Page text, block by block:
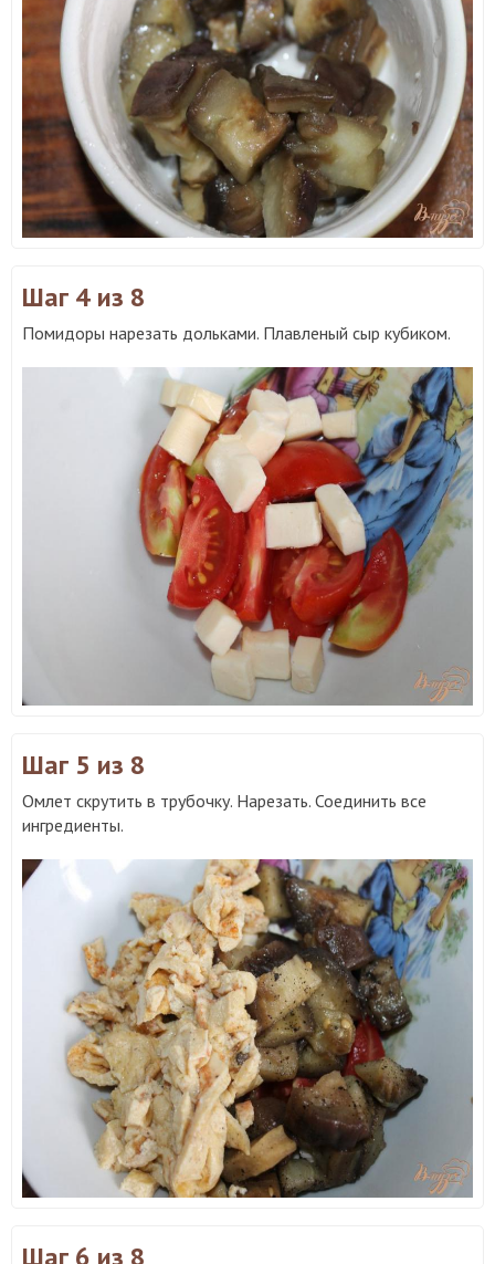
Шаг 4 из 8
Помидоры нарезать дольками. Плавленый сыр кубиком.
Шаг 5 из 8
Омлет скрутить в трубочку. Нарезать. Соединить все
ингредиенты.
Шаг 6 из 8